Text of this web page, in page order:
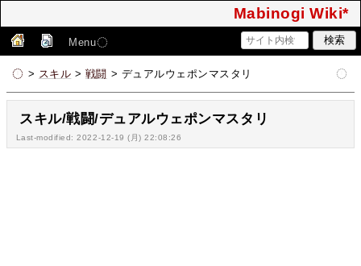
Mabinogi Wiki*
Menu
> スキル > 戦闘 > デュアルウェポンマスタリ
スキル/戦闘/デュアルウェポンマスタリ
Last-modified: 2022-12-19 (月) 22:08:26